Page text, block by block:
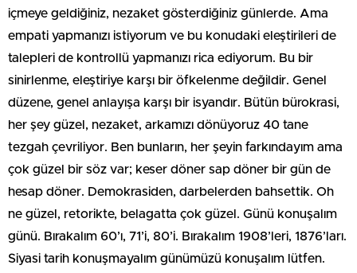
içmeye geldiğiniz, nezaket gösterdiğiniz günlerde. Ama
empati yapmanızı istiyorum ve bu konudaki eleştirileri de
talepleri de kontrollü yapmanızı rica ediyorum. Bu bir
sinirlenme, eleştiriye karşı bir öfkelenme değildir. Genel
düzene, genel anlayışa karşı bir isyandır. Bütün bürokrasi,
her şey güzel, nezaket, arkamızı dönüyoruz 40 tane
tezgah çevriliyor. Ben bunların, her şeyin farkındayım ama
çok güzel bir söz var; keser döner sap döner bir gün de
hesap döner. Demokrasiden, darbelerden bahsettik. Oh
ne güzel, retorikte, belagatta çok güzel. Günü konuşalım
günü. Bırakalım 60’ı, 71’i, 80’i. Bırakalım 1908’leri, 1876’ları.
Siyasi tarih konuşmayalım günümüzü konuşalım lütfen.